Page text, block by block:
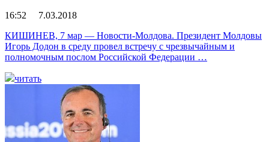
16:52 7.03.2018
КИШИНЕВ, 7 мар — Новости-Молдова. Президент Молдовы
Игорь Додон в среду провел встречу с чрезвычайным и
полномочным послом Российской Федерации …
читать